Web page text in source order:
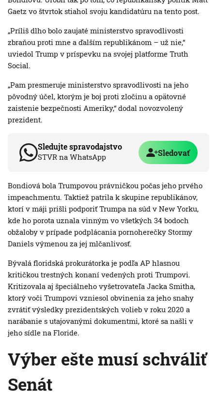
Gaetz vo štvrtok stiahol svoju kandidatúru na tento post.
„Príliš dlho bolo zaujaté ministerstvo spravodlivosti
zbraňou proti mne a ďalším republikánom – už nie,“
uviedol Trump v príspevku na svojej platforme Truth
Social.
„Pam presmeruje ministerstvo spravodlivosti na jeho
pôvodný účel, ktorým je boj proti zločinu a opätovné
zaistenie bezpečnosti Ameriky,“ dodal novozvolený
prezident.
Sledujte spravodajstvo
STVR na WhatsApp Sledovať
Bondiová bola Trumpovou právničkou počas jeho prvého
impeachmentu. Taktiež patrila k skupine republikánov,
ktorí v máji prišli podporiť Trumpa na súd v New Yorku,
kde ho porota uznala vinným vo všetkých 34 bodoch
obžaloby v prípade podplácania pornoherečky Stormy
Daniels výmenou za jej mlčanlivosť.
Bývalá floridská prokurátorka je podľa AP hlasnou
kritičkou trestných konaní vedených proti Trumpovi.
Kritizovala aj špeciálneho vyšetrovateľa Jacka Smitha,
ktorý voči Trumpovi vzniesol obvinenia za jeho snahy
zvrátiť výsledky prezidentských volieb v roku 2020 a
narábanie s utajovanými dokumentmi, ktoré sa našli v
jeho sídle na Floride.
Výber ešte musí schváliť
Senát